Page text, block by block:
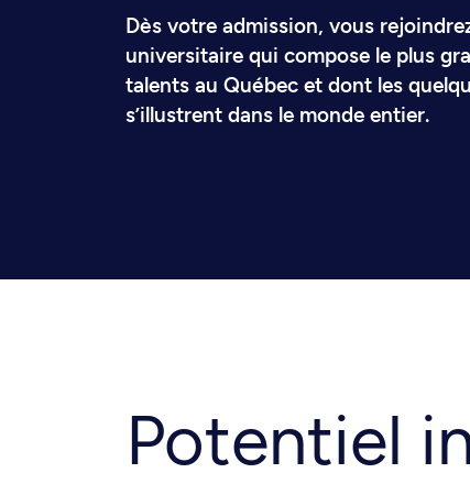
Dès votre admission, vous
universitaire qui compose le plus
talents au Québec et dont les
s’illustrent dans le monde entier.
Potentiel